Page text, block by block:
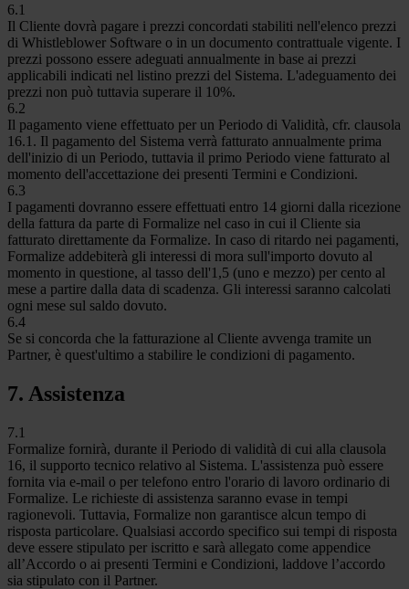
6.1
Il Cliente dovrà pagare i prezzi concordati stabiliti nell'elenco prezzi
di Whistleblower Software o in un documento contrattuale vigente. I
prezzi possono essere adeguati annualmente in base ai prezzi
applicabili indicati nel listino prezzi del Sistema. L'adeguamento dei
prezzi non può tuttavia superare il 10%.
6.2
Il pagamento viene effettuato per un Periodo di Validità, cfr. clausola
16.1. Il pagamento del Sistema verrà fatturato annualmente prima
dell'inizio di un Periodo, tuttavia il primo Periodo viene fatturato al
momento dell'accettazione dei presenti Termini e Condizioni.
6.3
I pagamenti dovranno essere effettuati entro 14 giorni dalla ricezione
della fattura da parte di Formalize nel caso in cui il Cliente sia
fatturato direttamente da Formalize. In caso di ritardo nei pagamenti,
Formalize addebiterà gli interessi di mora sull'importo dovuto al
momento in questione, al tasso dell'1,5 (uno e mezzo) per cento al
mese a partire dalla data di scadenza. Gli interessi saranno calcolati
ogni mese sul saldo dovuto.
6.4
Se si concorda che la fatturazione al Cliente avvenga tramite un
Partner, è quest'ultimo a stabilire le condizioni di pagamento.
7. Assistenza
7.1
Formalize fornirà, durante il Periodo di validità di cui alla clausola
16, il supporto tecnico relativo al Sistema. L'assistenza può essere
fornita via e-mail o per telefono entro l'orario di lavoro ordinario di
Formalize. Le richieste di assistenza saranno evase in tempi
ragionevoli. Tuttavia, Formalize non garantisce alcun tempo di
risposta particolare. Qualsiasi accordo specifico sui tempi di risposta
deve essere stipulato per iscritto e sarà allegato come appendice
all’Accordo o ai presenti Termini e Condizioni, laddove l’accordo
sia stipulato con il Partner.